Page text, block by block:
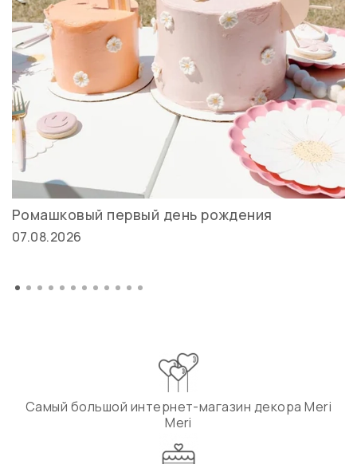
Ромашковый первый день рождения
07.08.2026
Самый большой интернет-магазин декора Meri
Meri